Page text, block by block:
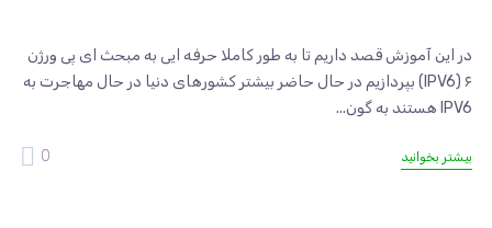
در این آموزش قصد داریم تا به طور کاملا حرفه ایی به مبحث ای پی ورژن
۶ (IPV6) بپردازیم در حال حاضر بیشتر کشورهای دنیا در حال مهاجرت به
IPV6 هستند به گون...
بیشتر بخوانید 0